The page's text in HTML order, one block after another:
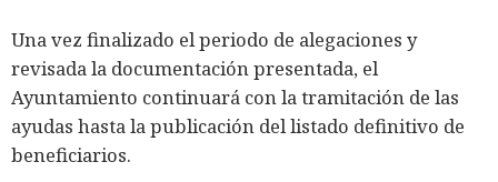
Una vez finalizado el periodo de alegaciones y
revisada la documentación presentada, el
Ayuntamiento continuará con la tramitación de las
ayudas hasta la publicación del listado definitivo de
beneficiarios.